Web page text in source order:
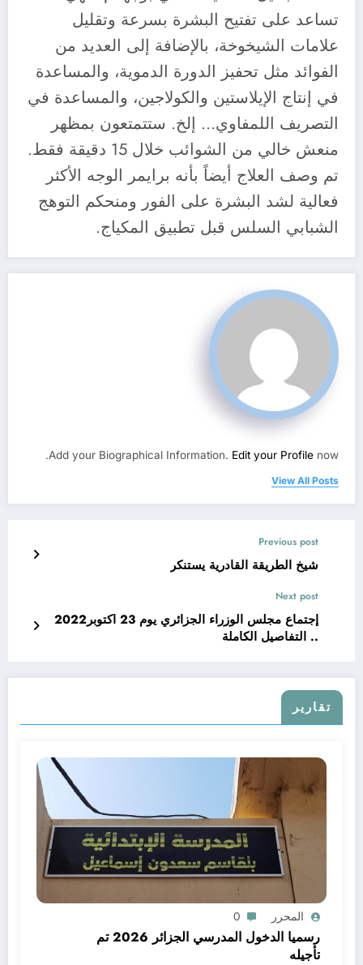
تساعد على تفتيح البشرة بسرعة وتقليل
علامات الشيخوخة، بالإضافة إلى العديد من
الفوائد مثل تحفيز الدورة الدموية، والمساعدة
في إنتاج الإيلاستين والكولاجين، والمساعدة في
التصريف اللمفاوي… إلخ. ستتمتعون بمظهر
منعش خالي من الشوائب خلال 15 دقيقة فقط.
تم وصف العلاج أيضاً بأنه برايمر الوجه الأكثر
فعالية لشد البشرة على الفور ومنحكم التوهج
الشبابي السلس قبل تطبيق المكياج.
Add your Biographical Information. Edit your Profile now.
View All Posts
Previous post
شيخ الطريقة القادرية يستنكر
Next post
إجتماع مجلس الوزراء الجزائري يوم 23 اكتوبر2022
.. التفاصيل الكاملة
تقارير
المحرر 0
رسميا الدخول المدرسي الجزائر 2026 تم
تأجيله